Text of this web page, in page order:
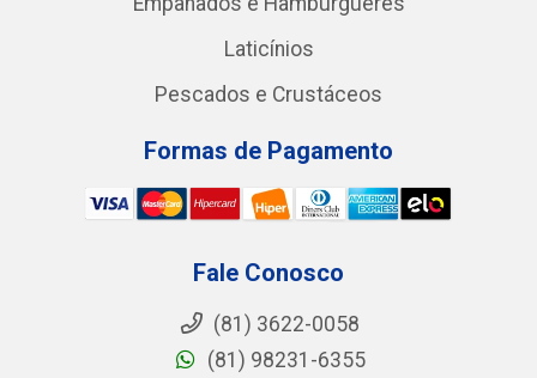
Laticínios
Pescados e Crustáceos
Formas de Pagamento
Fale Conosco
(81) 3622-0058
(81) 98231-6355